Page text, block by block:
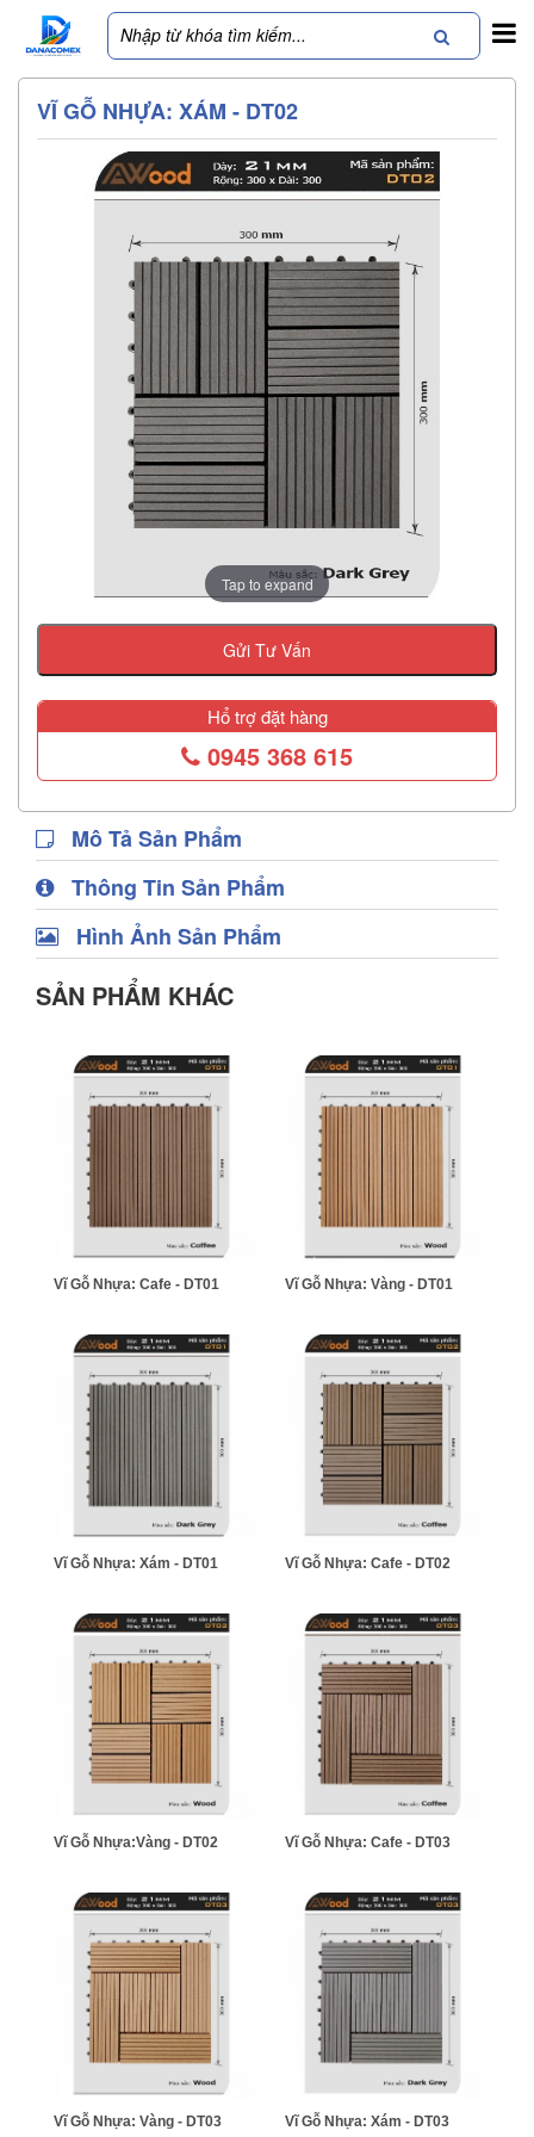
VĨ GỖ NHỰA: XÁM - DT02
Tap to expand
Gửi Tư Vấn
Hổ trợ đặt hàng
0945 368 615
Mô Tả Sản Phẩm
Thông Tin Sản Phẩm
Hình Ảnh Sản Phẩm
SẢN PHẨM KHÁC
Vĩ Gỗ Nhựa: Cafe - DT01 Vĩ Gỗ Nhựa: Vàng - DT01
Vĩ Gỗ Nhựa: Xám - DT01 Vĩ Gỗ Nhựa: Cafe - DT02
Vĩ Gỗ Nhựa:Vàng - DT02 Vĩ Gỗ Nhựa: Cafe - DT03
Vĩ Gỗ Nhựa: Vàng - DT03 Vĩ Gỗ Nhựa: Xám - DT03